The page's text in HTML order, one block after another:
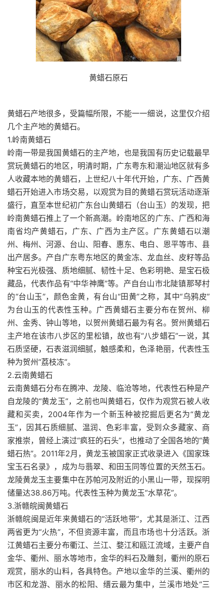
黄蜡石原石
黄蜡石产地很多，受篇幅所限，不能一一细说，这里仅介绍
几个主产地的黄蜡石。
1.岭南黄蜡石
岭南一带是我国黄蜡石的主产地，也是我国有历史记载最早
赏玩黄蜡石的地区，明清时期，广东粤东和潮汕地区就有多
人收藏本地的黄蜡石，上世纪八十年代开始，广东、广西黄
蜡石开始进入市场交易，以观赏为目的黄蜡石赏玩活动逐渐
盛行，直至本世纪初广东台山黄蜡石（台山玉）的发现，把
岭南黄蜡石推上了一个新高潮。岭南地区的广东、广西和海
南省均产黄蜡石，广东、广西为主产区。广东黄蜡石以潮
州、梅州、河源、台山、阳春、惠东、电白、恩平等市、县
出产居多。产自广东粤东地区的黄金冻、龙血丝、皮籽等品
种宝石光极强、质地细腻、韧性十足、色彩明艳、是宝石极
藏品，代表作品有“中华神鹰”等。产自台山市北陡镇那琴村
的“台山玉”，颜色金黄，有台山“田黄”之称，其中“乌鸦皮”
为台山玉的代表性玉种。广西黄蜡石主要分布在贺州、柳
州、金秀、钟山等地，以贺州黄蜡石最为有名。贺州黄蜡石
主产地在该市八步区的里松镇，故也有“八步蜡石”一说，其
石质坚硬，石表滋润细腻，触感柔和，色泽艳丽，代表性玉
种为贺州“荔枝冻”。
2.云南黄蜡石
云南黄蜡石分布在腾冲、龙陵、临沧等地，代表性石种是产
自龙陵的“黄龙玉”，之前也叫黄蜡石，仅作为观赏石被人收
藏和买卖，2004年作为一个新玉种被挖掘后更名为“黄龙
玉”，因其石质细腻、温润、色彩丰富，受到众多藏家、商
家推崇，曾经上演过“疯狂的石头”，也推动了全国各地的“黄
蜡石热”。2011年2月，黄龙玉被国家正式收录进入《国家珠
宝玉石名录》，成为与翡翠、和田玉同等位置的天然玉石。
龙陵黄龙玉主要集中在苏帕河及附近的小黑山一带，现探明
储量达38.86万吨。代表性玉种为黄龙玉“水草花”。
3.浙赣皖闽黄蜡石
浙赣皖闽是近年来黄蜡石的“活跃地带”，尤其是浙江、江西
两省更为“火热”，不但资源丰富，而且市场也十分活跃。浙
江黄蜡石主要分布衢江、兰江、婺江和瓯江流域，主要产自
金华、衢州、丽水等地市，金华的料石及雕刻，衢州的原石
观赏，丽水的山料，各具特色。产地以金华的兰溪、衢州的
市区和龙游、丽水的松阳、缙云最为集中，兰溪市地处“三